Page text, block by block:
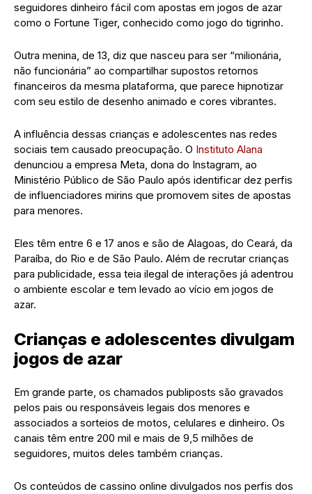
seguidores dinheiro fácil com apostas em jogos de azar
como o Fortune Tiger, conhecido como jogo do tigrinho.
Outra menina, de 13, diz que nasceu para ser “milionária,
não funcionária” ao compartilhar supostos retornos
financeiros da mesma plataforma, que parece hipnotizar
com seu estilo de desenho animado e cores vibrantes.
A influência dessas crianças e adolescentes nas redes
sociais tem causado preocupação. O Instituto Alana
denunciou a empresa Meta, dona do Instagram, ao
Ministério Público de São Paulo após identificar dez perfis
de influenciadores mirins que promovem sites de apostas
para menores.
Eles têm entre 6 e 17 anos e são de Alagoas, do Ceará, da
Paraíba, do Rio e de São Paulo. Além de recrutar crianças
para publicidade, essa teia ilegal de interações já adentrou
o ambiente escolar e tem levado ao vício em jogos de
azar.
Crianças e adolescentes divulgam
jogos de azar
Em grande parte, os chamados publiposts são gravados
pelos pais ou responsáveis legais dos menores e
associados a sorteios de motos, celulares e dinheiro. Os
canais têm entre 200 mil e mais de 9,5 milhões de
seguidores, muitos deles também crianças.
Os conteúdos de cassino online divulgados nos perfis dos